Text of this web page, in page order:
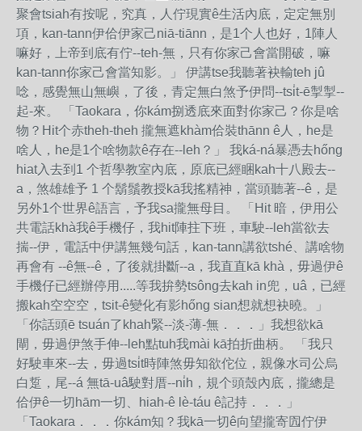
聚會tsiah有按呢，究真，人佇現實ê生活內底，定定無別
項，kan-tann伊佮伊家己niā-tiānn，是1个人也好，1陣人
嘛好，上帝到底有佇--teh-無，只有你家己會當開破，嘛
kan-tann你家己會當知影。」 伊講tse我聽著袂輸teh jû
唸，感覺無山無嶼，了後，青定無白煞予伊問--tsi̍t-ē掣掣--
起-來。 「Taokara，你kám捌透底來面對你家己？你是啥
物？Hit个赤theh-theh 攏無遮khàm佮裝thānn ê人，he是
啥人，he是1个啥物款ê存在--leh？」 我ká-ná暴憑去hőng
hiat入去到1 个哲學教室內底，原底已經睏kah十八殿去--
a，煞雄雄予 1 个鬍鬚教授kā我搖精神，當頭聽著--ê，是
另外1个世界ê語言，予我sa攏無母目。 「Hit 暗，伊用公
共電話khà我ê手機仔，我hit陣拄下班，車駛--leh當欲去
揣--伊，電話中伊講無幾句話，kan-tann講欲tshé、講啥物
再會有 --ê無--ê，了後就掛斷--a，我直直kā khà，毋過伊ê
手機仔已經辦停用.....等我拚勢tsông去kah in兜，uâ，已經
搬kah空空空，tsit-ê變化有影hőng sian想就想袂曉。」
「你話頭ē tsuán了khah緊--淡-薄-無．．．」我想欲kā
閘，毋過伊煞手伸--leh點tuh我mài kā拍折曲柄。 「我只
好駛車來--去，毋過tsi̍t時陣煞毋知欲佗位，親像水司公烏
白踅，尾--á 無tā-uâ駛對厝--ni̍h，規个頭殼內底，攏總是
佮伊ê一切hām一切、hiah-ê lè-táu ê記持．．．」
「Taokara．．．你kám知？我kā一切ê向望攏寄囥佇伊